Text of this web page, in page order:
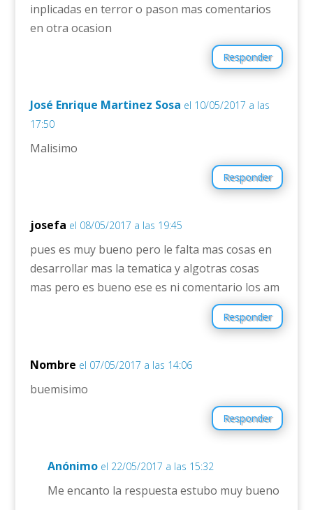
inplicadas en terror o pason mas comentarios
en otra ocasion
Responder
José Enrique Martinez Sosa el 10/05/2017 a las
17:50
Malisimo
Responder
josefa el 08/05/2017 a las 19:45
pues es muy bueno pero le falta mas cosas en
desarrollar mas la tematica y algotras cosas
mas pero es bueno ese es ni comentario los am
Responder
Nombre el 07/05/2017 a las 14:06
buemisimo
Responder
Anónimo el 22/05/2017 a las 15:32
Me encanto la respuesta estubo muy bueno